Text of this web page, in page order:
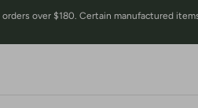
orders over $180. Certain manufactured